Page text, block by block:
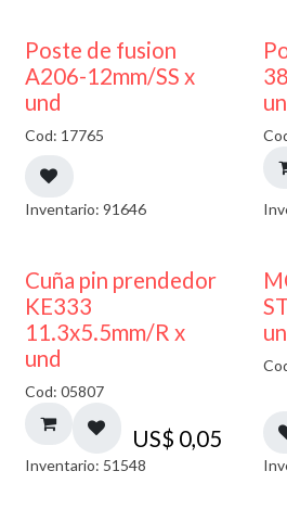
Poste de fusion
A206-12mm/SS x
und
Cod: 17765
Inventario: 91646
Cuña pin prendedor
KE333
11.3x5.5mm/R x
und
Cod: 05807
US$ 0,05
Inventario: 51548